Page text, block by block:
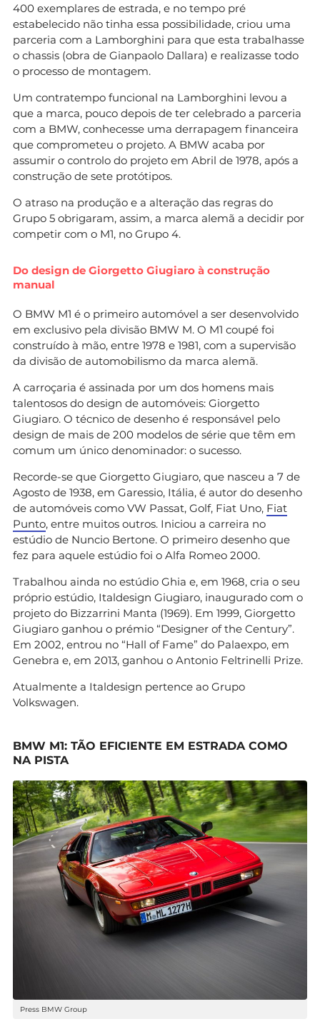
400 exemplares de estrada, e no tempo pré
estabelecido não tinha essa possibilidade, criou uma
parceria com a Lamborghini para que esta trabalhasse
o chassis (obra de Gianpaolo Dallara) e realizasse todo
o processo de montagem.
Um contratempo funcional na Lamborghini levou a
que a marca, pouco depois de ter celebrado a parceria
com a BMW, conhecesse uma derrapagem financeira
que comprometeu o projeto. A BMW acaba por
assumir o controlo do projeto em Abril de 1978, após a
construção de sete protótipos.
O atraso na produção e a alteração das regras do
Grupo 5 obrigaram, assim, a marca alemã a decidir por
competir com o M1, no Grupo 4.
Do design de Giorgetto Giugiaro à construção
manual
O BMW M1 é o primeiro automóvel a ser desenvolvido
em exclusivo pela divisão BMW M. O M1 coupé foi
construído à mão, entre 1978 e 1981, com a supervisão
da divisão de automobilismo da marca alemã.
A carroçaria é assinada por um dos homens mais
talentosos do design de automóveis: Giorgetto
Giugiaro. O técnico de desenho é responsável pelo
design de mais de 200 modelos de série que têm em
comum um único denominador: o sucesso.
Recorde-se que Giorgetto Giugiaro, que nasceu a 7 de
Agosto de 1938, em Garessio, Itália, é autor do desenho
de automóveis como VW Passat, Golf, Fiat Uno, Fiat
Punto, entre muitos outros. Iniciou a carreira no
estúdio de Nuncio Bertone. O primeiro desenho que
fez para aquele estúdio foi o Alfa Romeo 2000.
Trabalhou ainda no estúdio Ghia e, em 1968, cria o seu
próprio estúdio, Italdesign Giugiaro, inaugurado com o
projeto do Bizzarrini Manta (1969). Em 1999, Giorgetto
Giugiaro ganhou o prémio “Designer of the Century”.
Em 2002, entrou no “Hall of Fame” do Palaexpo, em
Genebra e, em 2013, ganhou o Antonio Feltrinelli Prize.
Atualmente a Italdesign pertence ao Grupo
Volkswagen.
BMW M1: TÃO EFICIENTE EM ESTRADA COMO
NA PISTA
Press BMW Group